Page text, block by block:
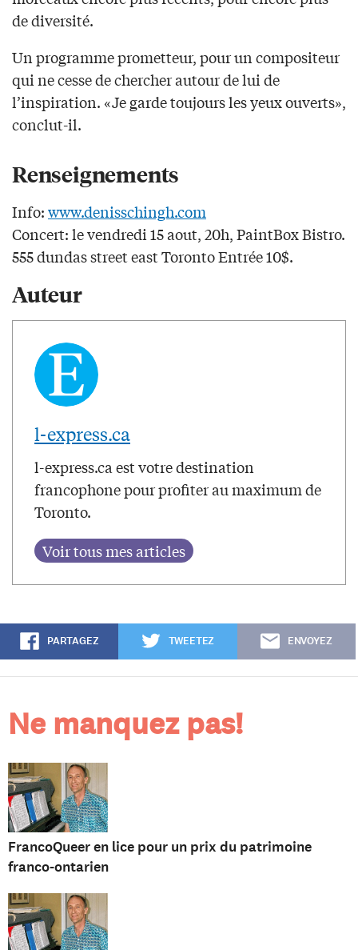
de diversité.
Un programme prometteur, pour un compositeur
qui ne cesse de chercher autour de lui de
l’inspiration. «Je garde toujours les yeux ouverts»,
conclut-il.
Renseignements
Info:www.denisschingh.com
Concert: le vendredi 15 aout, 20h, PaintBox Bistro.
555 dundas street east Toronto Entrée 10$.
Auteur
l-express.ca
l-express.ca est votre destination
francophone pour profiter au maximum de
Toronto.
PARTAGEZ TWEETEZ ENVOYEZ
Ne manquez pas!
FrancoQueer en lice pour un prix du patrimoine
franco-ontarien